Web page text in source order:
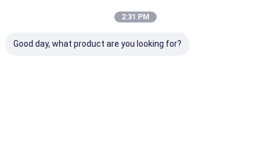
2:31 PM
Good day, what product are you looking for?